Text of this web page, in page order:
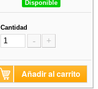
Disponible
Cantidad
- +
Añadir al carrito